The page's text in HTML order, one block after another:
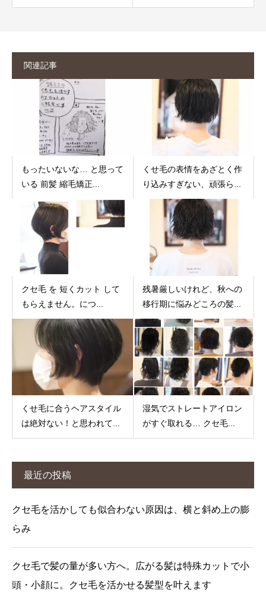
関連記事
もったいないな… と思って
いる 前髪 縮毛矯正...
くせ毛の表情をあざとく作
り込みすぎない、頑張ら...
クセ毛 を 短くカット して
もらえません。につ...
残暑厳しいけれど、秋への
移行期に悩みどころの髪...
くせ毛に合うヘアスタイル
は絶対ない！と思われて...
湿気でストレートアイロン
がすぐ取れる… クセ毛...
最近の投稿
クセ毛を活かしても似合わない原因は、横と斜め上の膨
らみ
クセ毛で髪の量が多い方へ。広がる髪は特殊カットで小
頭・小顔に。クセ毛を活かせる髪型を叶えます